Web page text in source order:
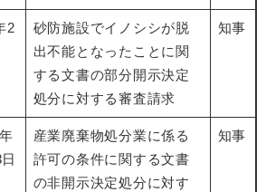
2
砂防施設でイノシシが脱
出不能となったことに関
する文書の部分開示決定
処分に対する審査請求
知事
産業廃棄物処分業に係る
許可の条件に関する文書
の非開示決定処分に対す
知事